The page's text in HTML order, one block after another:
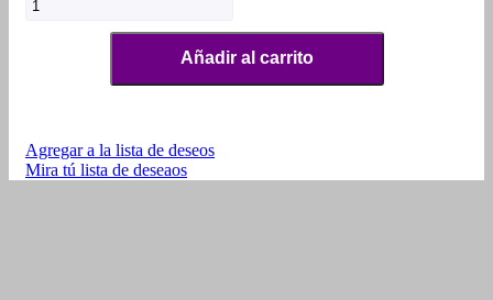
Añadir al carrito
Agregar a la lista de deseos
Mira tú lista de deseaos